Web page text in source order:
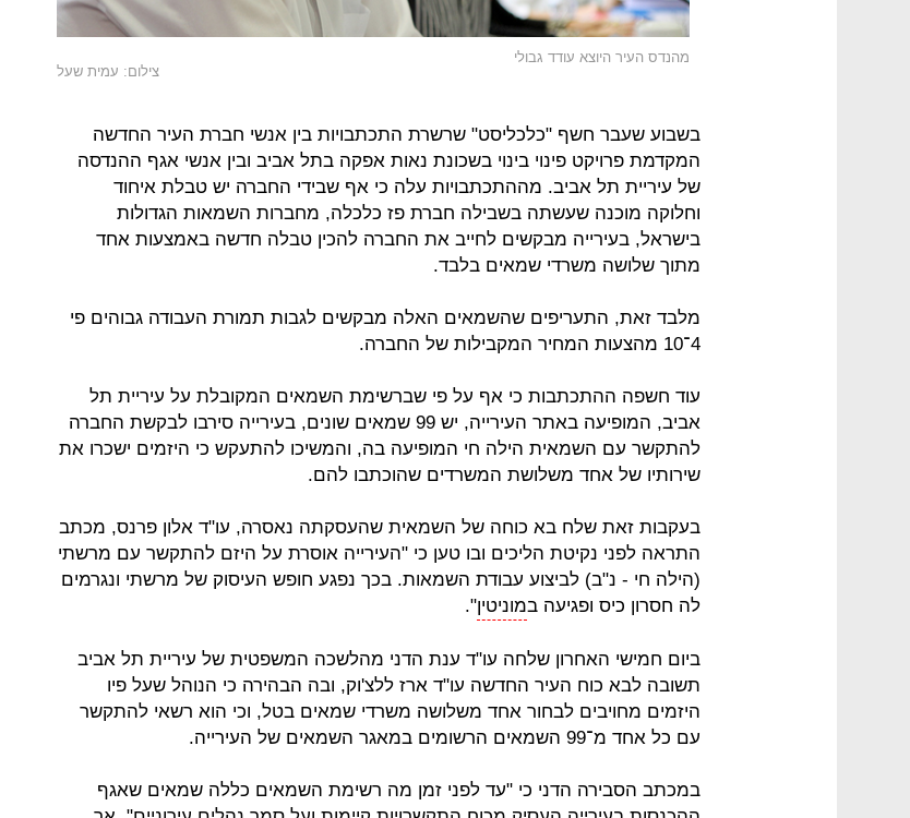
מהנדס העיר היוצא עודד גבולי
צילום: עמית שעל
בשבוע שעבר חשף "כלכליסט" שרשרת התכתבויות בין אנשי חברת העיר החדשה
המקדמת פרויקט פינוי בינוי בשכונת נאות אפקה בתל אביב ובין אנשי אגף ההנדסה
של עיריית תל אביב. מההתכתבויות עלה כי אף שבידי החברה יש טבלת איחוד
וחלוקה מוכנה שעשתה בשבילה חברת פז כלכלה, מחברות השמאות הגדולות
בישראל, בעירייה מבקשים לחייב את החברה להכין טבלה חדשה באמצעות אחד
מתוך שלושה משרדי שמאים בלבד.
מלבד זאת, התעריפים שהשמאים האלה מבקשים לגבות תמורת העבודה גבוהים פי
4־10 מהצעות המחיר המקבילות של החברה.
עוד חשפה ההתכתבות כי אף על פי שברשימת השמאים המקובלת על עיריית תל
אביב, המופיעה באתר העירייה, יש 99 שמאים שונים, בעירייה סירבו לבקשת החברה
להתקשר עם השמאית הילה חי המופיעה בה, והמשיכו להתעקש כי היזמים ישכרו את
שירותיו של אחד משלושת המשרדים שהוכתבו להם.
בעקבות זאת שלח בא כוחה של השמאית שהעסקתה נאסרה, עו"ד אלון פרנס, מכתב
התראה לפני נקיטת הליכים ובו טען כי "העירייה אוסרת על היזם להתקשר עם מרשתי
(הילה חי ‑ נ"ב) לביצוע עבודת השמאות. בכך נפגע חופש העיסוק של מרשתי ונגרמים
לה חסרון כיס ופגיעה במוניטין".
ביום חמישי האחרון שלחה עו"ד ענת הדני מהלשכה המשפטית של עיריית תל אביב
תשובה לבא כוח העיר החדשה עו"ד ארז ללצ'וק, ובה הבהירה כי הנוהל שעל פיו
היזמים מחויבים לבחור אחד משלושה משרדי שמאים בטל, וכי הוא רשאי להתקשר
עם כל אחד מ־99 השמאים הרשומים במאגר השמאים של העירייה.
במכתב הסבירה הדני כי "עד לפני זמן מה רשימת השמאים כללה שמאים שאגף